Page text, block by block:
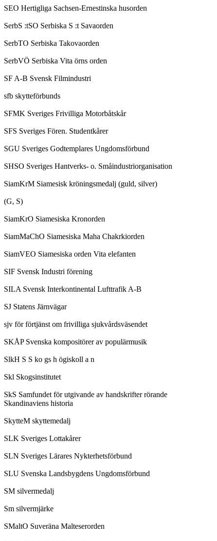
SEO Hertigliga Sachsen-Ernestinska husorden
SerbS :tSO Serbiska S :t Savaorden
SerbTO Serbiska Takovaorden
SerbVÖ Serbiska Vita örns orden
SF A-B Svensk Filmindustri
sfb skytteförbunds
SFMK Sveriges Frivilliga Motorbåtskår
SFS Sveriges Fören. Studentkårer
SGU Sveriges Godtemplares Ungdomsförbund
SHSO Sveriges Hantverks- o. Småindustriorganisation
SiamKrM Siamesisk kröningsmedalj (guld, silver)
(G, S)
SiamKrO Siamesiska Kronorden
SiamMaChO Siamesiska Maha Chakrkiorden
SiamVEO Siamesiska orden Vita elefanten
SIF Svensk Industri förening
SILA Svensk Interkontinental Lufttrafik A-B
SJ Statens Järnvägar
sjv för förtjänst om frivilliga sjukvårdsväsendet
SKÅP Svenska kompositörer av populärmusik
SlkH S S ko gs h ögiskoll a n
Skl Skogsinstitutet
SkS Samfundet för utgivande av handskrifter rörande
Skandinaviens historia
SkytteM skyttemedalj
SLK Sveriges Lottakårer
SLN Sveriges Lärares Nykterhetsförbund
SLU Svenska Landsbygdens Ungdomsförbund
SM silvermedalj
Sm silvermjärke
SMaltO Suveräna Malteserorden